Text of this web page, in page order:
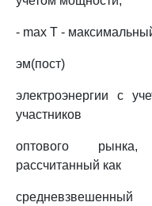
- max Т -
эм(пост)
электроэнергии с
участников
оптового рынка,
рассчитанный как